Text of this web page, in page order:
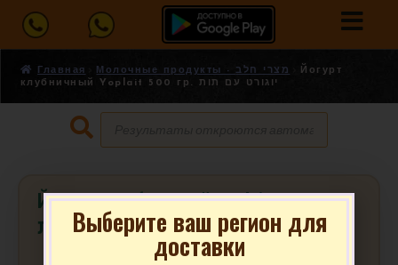
Главная Молочные продукты - מצרי חלב
Йогурт
клубничный Yoplait 500 гр. יוגורט עם תות
Йогурт клубничный Yoplait 500 гр.
יוגורט עם תות
Выберите ваш регион для
доставки